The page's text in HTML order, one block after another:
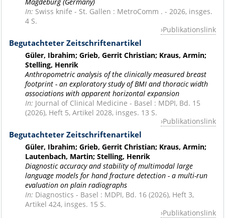
In: Swiss knife - St. Gallen : MetroComm . - 2026, insges.
4 S.
Publikationslink
Begutachteter Zeitschriftenartikel
Güler, Ibrahim; Grieb, Gerrit Christian; Kraus, Armin;
Stelling, Henrik
Anthropometric analysis of the clinically measured breast
footprint - an exploratory study of BMI and thoracic width
associations with apparent horizontal expansion
In: Journal of Clinical Medicine - Basel : MDPI, Bd. 15
(2026), Heft 5, Artikel 2028, insges. 13 S.
Publikationslink
Begutachteter Zeitschriftenartikel
Güler, Ibrahim; Grieb, Gerrit Christian; Kraus, Armin;
Lautenbach, Martin; Stelling, Henrik
Diagnostic accuracy and stability of multimodal large
language models for hand fracture detection - a multi-run
evaluation on plain radiographs
In: Diagnostics - Basel : MDPI, Bd. 16 (2026), Heft 3,
Artikel 424, insges. 15 S.
Publikationslink